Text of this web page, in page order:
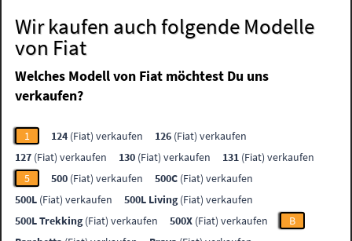
Wir kaufen auch folgende Modelle
von Fiat
Welches Modell von Fiat möchtest Du uns
verkaufen?
1 124 (Fiat) verkaufen 126 (Fiat) verkaufen
127 (Fiat) verkaufen 130 (Fiat) verkaufen 131 (Fiat) verkaufen
5
500 (Fiat) verkaufen 500C (Fiat) verkaufen
500L (Fiat) verkaufen 500L Living(Fiat) verkaufen
500L Trekking(Fiat) verkaufen 500X (Fiat) verkaufen
B